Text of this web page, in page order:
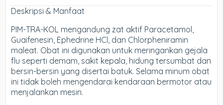
Deskripsi & Manfaat
PIM-TRA-KOL mengandung zat aktif Paracetamol,
Guaifenesin, Ephedrine HCl, dan Chlorpheniramin
maleat. Obat ini digunakan untuk meringankan gejala
flu seperti demam, sakit kepala, hidung tersumbat dan
bersin-bersin yang disertai batuk. Selama minum obat
ini tidak boleh mengendarai kendaraan bermotor atau
menjalankan mesin.